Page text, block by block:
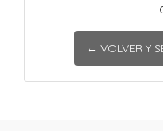
← VOLVER Y